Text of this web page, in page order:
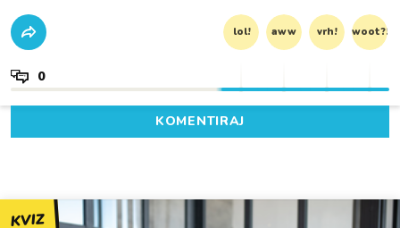
lol! aww vrh! woot?!
0
KOMENTIRAJ
KVIZ